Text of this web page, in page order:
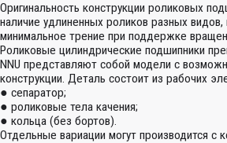
Оригинальность конструкции роликовых
наличие удлиненных роликов разных видов,
минимальное трение при поддержке
Роликовые цилиндрические подшипники
NNU представляют собой модели с
конструкции. Деталь состоит из рабочих
● сепаратор;
● роликовые тела качения;
● кольца (без бортов).
Отдельные вариации могут производится с